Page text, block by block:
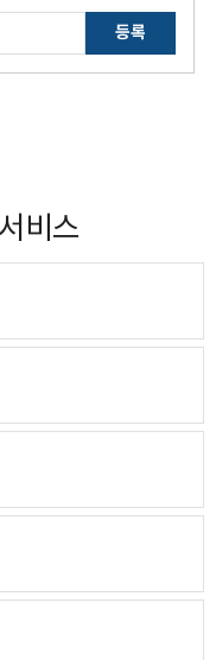
등록
비스